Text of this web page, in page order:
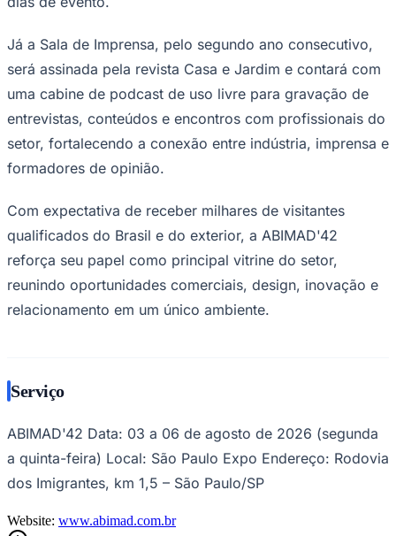
Já a Sala de Imprensa, pelo segundo ano consecutivo,
será assinada pela revista Casa e Jardim e contará com
uma cabine de podcast de uso livre para gravação de
entrevistas, conteúdos e encontros com profissionais do
setor, fortalecendo a conexão entre indústria, imprensa e
formadores de opinião.
Com expectativa de receber milhares de visitantes
qualificados do Brasil e do exterior, a ABIMAD'42
reforça seu papel como principal vitrine do setor,
reunindo oportunidades comerciais, design, inovação e
relacionamento em um único ambiente.
Serviço
ABIMAD'42 Data: 03 a 06 de agosto de 2026 (segunda
a quinta-feira) Local: São Paulo Expo Endereço: Rodovia
dos Imigrantes, km 1,5 – São Paulo/SP
Website: www.abimad.com.br